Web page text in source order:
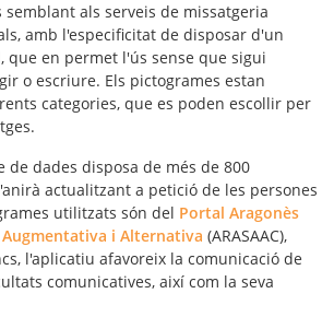
semblant als serveis de missatgeria
amb l'especificitat de disposar d'un
, que en permet l'ús sense que sigui
o escriure. Els pictogrames estan
categories, que es poden escollir per
de dades disposa de més de 800
actualitzant a petició de les persones
utilitzats són del Portal Aragonès
i Alternativa (ARASAAC),
l'aplicatiu afavoreix la comunicació de
comunicatives, així com la seva